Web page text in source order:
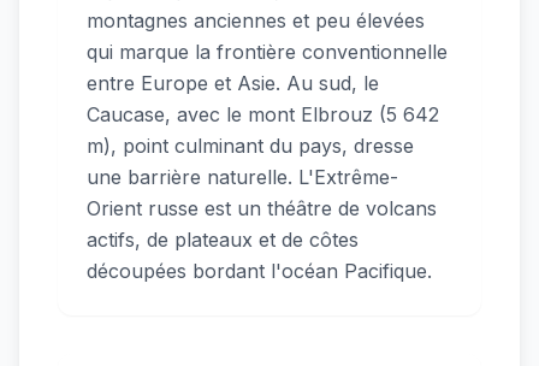
montagnes anciennes et peu élevées
qui marque la frontière conventionnelle
entre Europe et Asie. Au sud, le
Caucase, avec le mont Elbrouz (5 642
m), point culminant du pays, dresse
une barrière naturelle. L'Extrême-
Orient russe est un théâtre de volcans
actifs, de plateaux et de côtes
découpées bordant l'océan Pacifique.